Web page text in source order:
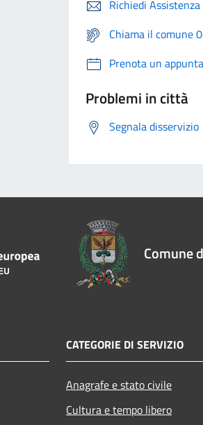
Richiedi Assistenza
Chiama il comune
Prenota un
Problemi in città
Segnala disservizio
Comune
CATEGORIE DI SERVIZIO
Anagrafe e stato civile
Cultura e tempo libero